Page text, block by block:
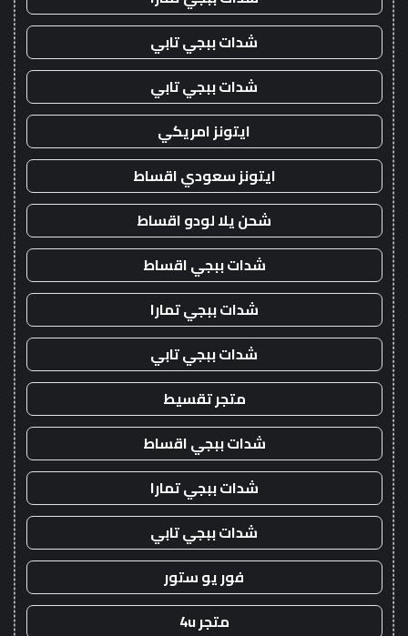
شدات ببجي تابي
شدات ببجي تابي
ايتونز امريكي
ايتونز سعودي اقساط
شحن يلا لودو اقساط
شدات ببجي اقساط
شدات ببجي تمارا
شدات ببجي تابي
متجر تقسيط
شدات ببجي اقساط
شدات ببجي تمارا
شدات ببجي تابي
فور يو ستور
متجر 4u